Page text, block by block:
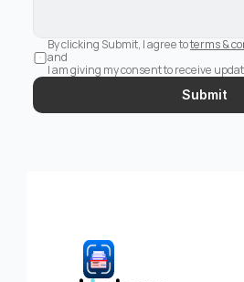
By clicking Submit, I agree to terms &
and
I am giving my consent to receive
Submit